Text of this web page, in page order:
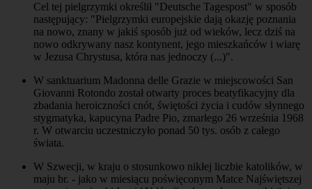
Cel tej pielgrzymki określił "Deutsche Tagespost" w sposób
następujący: "Pielgrzymki europejskie dają okazję poznania
na nowo, znany w jakiś sposób już od wieków, lecz dziś na
nowo odkrywany nasz kontynent, jego mieszkańców i wiarę
w Jezusa Chrystusa, która nas jednoczy (...)".
W sanktuarium Madonna delle Grazie w miejscowości San
Giovanni Rotondo został otwarty proces beatyfikacyjny dla
zbadania heroiczności cnót, świętości życia i cudów słynnego
stygmatyka, kapucyna Padre Pio, zmarłego 26 września 1968
r. W otwarciu uczestniczyło ponad 50 tys. osób z całego
świata.
W Szwecji, w kraju o stosunkowo nikłej liczbie katolików, w
maju br. - jako w miesiącu poświęconym Matce Najświętszej